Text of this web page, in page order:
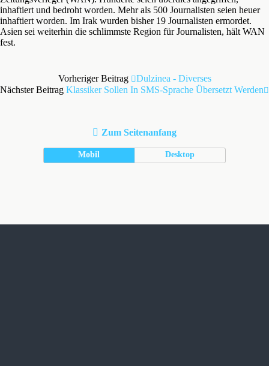
inhaftiert und bedroht worden. Mehr als 500 Journalisten seien heuer
inhaftiert worden. Im Irak wurden bisher 19 Journalisten ermordet.
Asien sei weiterhin die schlimmste Region für Journalisten, hält WAN
fest.
Vorheriger Beitrag
Dulzinea - Diverses
Nächster Beitrag Klassiker Sollen In SMS-Sprache Übersetzt Werden
Zum Seitenanfang
Mobil Desktop